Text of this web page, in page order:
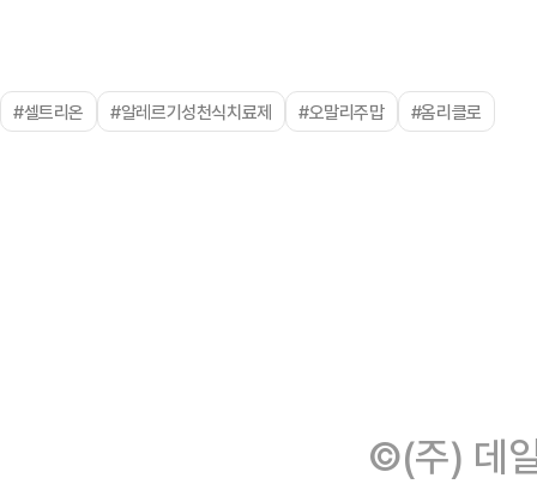
#셀트리온 #알레르기성천식치료제 #오말리주맙 #옴리클로
©(주) 데